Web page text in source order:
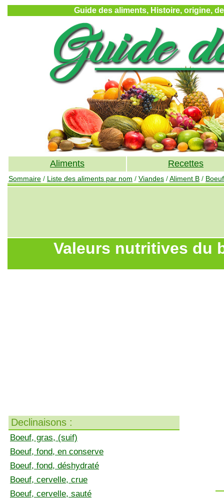
Guide des aliments, Histoire, origine,
Aliments Recettes
Sommaire / Liste des aliments par nom / Viandes /Aliment B / Boeuf
Valeurs nutritives du
Declinaisons :
Boeuf, gras, (suif)
Boeuf, fond, en conserve
Boeuf, fond, déshydraté
Boeuf, cervelle, crue
Boeuf, cervelle, sauté